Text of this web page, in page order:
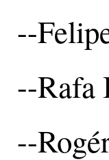
--
--Rafa
--